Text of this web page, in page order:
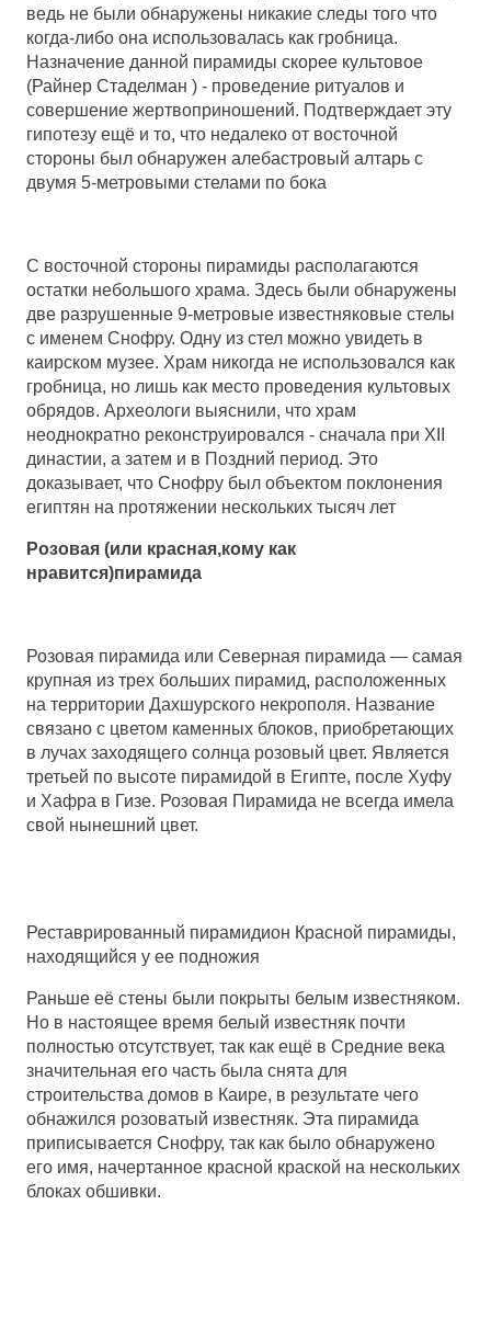
ведь не были обнаружены никакие следы того что
когда-либо она использовалась как гробница.
Назначение данной пирамиды скорее культовое
(Райнер Стаделман ) - проведение ритуалов и
совершение жертвоприношений. Подтверждает эту
гипотезу ещё и то, что недалеко от восточной
стороны был обнаружен алебастровый алтарь с
двумя 5-метровыми стелами по бока
C восточной стороны пирамиды располагаются
остатки небольшого храма. Здесь были обнаружены
две разрушенные 9-метровые известняковые стелы
с именем Снофру. Одну из стел можно увидеть в
каирском музее. Храм никогда не использовался как
гробница, но лишь как место проведения культовых
обрядов. Археологи выяснили, что храм
неоднократно реконструировался - сначала при XII
династии, а затем и в Поздний период. Это
доказывает, что Снофру был объектом поклонения
египтян на протяжении нескольких тысяч лет
Розовая (или красная,кому как
нравится)пирамида
Розовая пирамида или Северная пирамида — самая
крупная из трех больших пирамид, расположенных
на территории Дахшурского некрополя. Название
связано с цветом каменных блоков, приобретающих
в лучах заходящего солнца розовый цвет. Является
третьей по высоте пирамидой в Египте, после Хуфу
и Хафра в Гизе. Розовая Пирамида не всегда имела
свой нынешний цвет.
Реставрированный пирамидион Красной пирамиды,
находящийся у ее подножия
Раньше её стены были покрыты белым известняком.
Но в настоящее время белый известняк почти
полностью отсутствует, так как ещё в Средние века
значительная его часть была снята для
строительства домов в Каире, в результате чего
обнажился розоватый известняк. Эта пирамида
приписывается Снофру, так как было обнаружено
его имя, начертанное красной краской на нескольких
блоках обшивки.